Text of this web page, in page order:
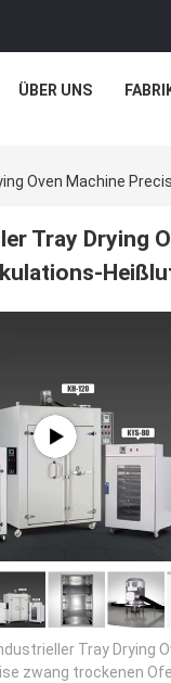
ÜBER UNS
Oven Machine
Tray Drying
Tray Drying
zwang trockenen